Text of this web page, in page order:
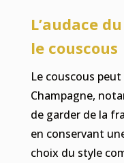
L’audace
le couscous
Le couscous peut
Champagne,
de garder de la
en conservant
choix du style